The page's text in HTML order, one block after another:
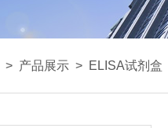
> 产品展示 > ELISA试剂盒